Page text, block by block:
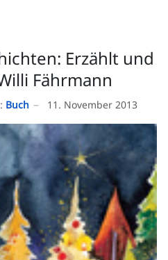
Erzählt und
Fährmann
Buch 11. November 2013